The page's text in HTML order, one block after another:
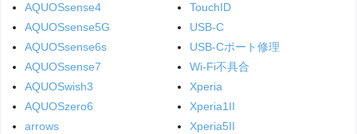
AQUOSsense4
AQUOSsense5G
AQUOSsense6s
AQUOSsense7
AQUOSwish3
AQUOSzero6
arrows
TouchID
USB-C
USB-Cポート修理
Wi-Fi不具合
Xperia
Xperia1II
Xperia5II